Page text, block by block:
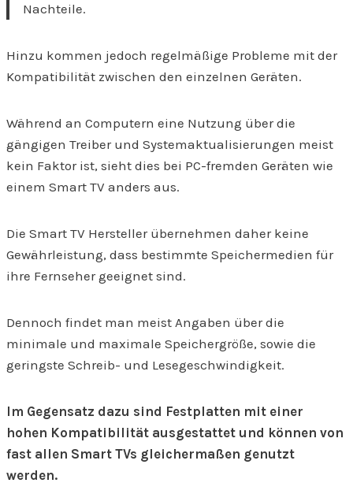
Nachteile.
Hinzu kommen jedoch regelmäßige Probleme mit der
Kompatibilität zwischen den einzelnen Geräten.
Während an Computern eine Nutzung über die
gängigen Treiber und Systemaktualisierungen meist
kein Faktor ist, sieht dies bei PC-fremden Geräten wie
einem Smart TV anders aus.
Die Smart TV Hersteller übernehmen daher keine
Gewährleistung, dass bestimmte Speichermedien für
ihre Fernseher geeignet sind.
Dennoch findet man meist Angaben über die
minimale und maximale Speichergröße, sowie die
geringste Schreib- und Lesegeschwindigkeit.
Im Gegensatz dazu sind Festplatten mit einer
hohen Kompatibilität ausgestattet und können von
fast allen Smart TVs gleichermaßen genutzt
werden.